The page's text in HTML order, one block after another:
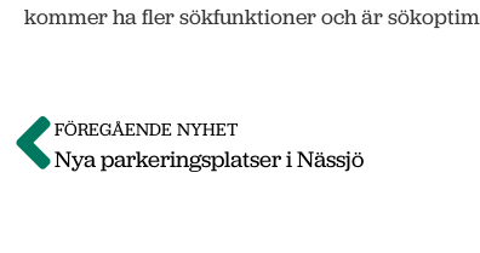
kommer ha fler sökfunktioner och är
FÖREGÅENDE NYHET
Nya parkeringsplatser i Nässjö